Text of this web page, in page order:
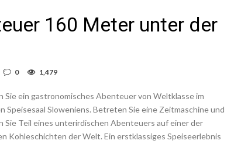
160 Meter unter der
0 1,479
Sie ein gastronomisches Abenteuer von Weltklasse im
Speisesaal Sloweniens. Betreten Sie eine Zeitmaschine und
Sie Teil eines unterirdischen Abenteuers auf einer der
Kohleschichten der Welt. Ein erstklassiges Speiseerlebnis